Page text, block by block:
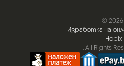
© 2026
Изработка на
Hopix
. All Rights